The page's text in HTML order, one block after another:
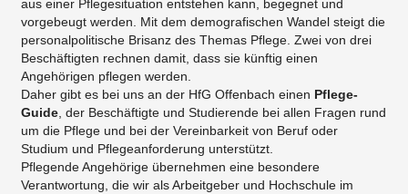
aus einer Pflegesituation entstehen kann, begegnet und
vorgebeugt werden. Mit dem demografischen Wandel steigt die
personalpolitische Brisanz des Themas Pflege. Zwei von drei
Beschäftigten rechnen damit, dass sie künftig einen
Angehörigen pflegen werden.
Daher gibt es bei uns an der HfG Offenbach einen Pflege-
Guide, der Beschäftigte und Studierende bei allen Fragen rund
um die Pflege und bei der Vereinbarkeit von Beruf oder
Studium und Pflegeanforderung unterstützt.
Pflegende Angehörige übernehmen eine besondere
Verantwortung, die wir als Arbeitgeber und Hochschule im